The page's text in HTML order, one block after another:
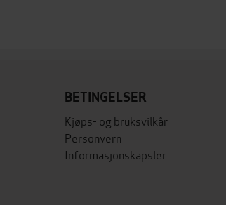
BETINGELSER
Kjøps- og bruksvilkår
Personvern
Informasjonskapsler